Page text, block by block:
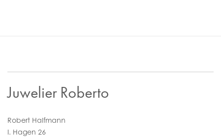
Juwelier Roberto
Robert Halfmann
I. Hagen 26